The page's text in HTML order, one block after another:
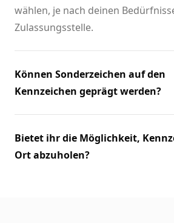
wählen, je nach deinen
Zulassungsstelle.
Können Sonderzeichen auf den
Kennzeichen geprägt werden?
Bietet ihr die Möglichkeit,
Ort abzuholen?